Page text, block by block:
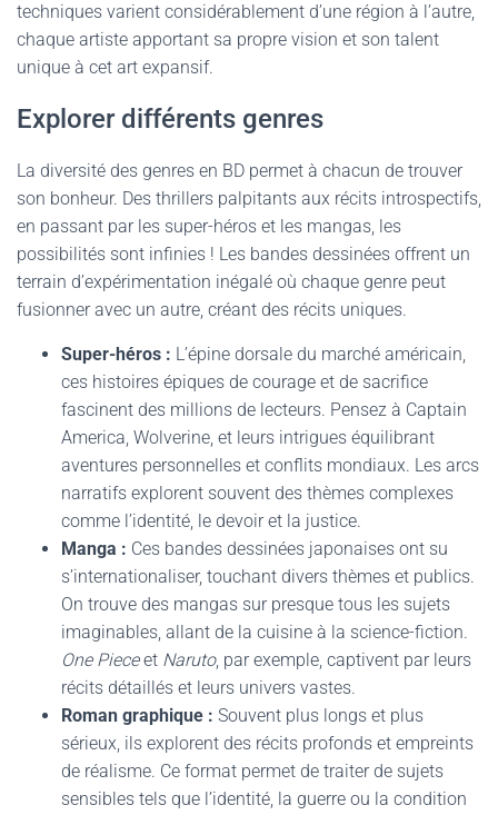
techniques varient considérablement d’une région à l’autre,
chaque artiste apportant sa propre vision et son talent
unique à cet art expansif.
Explorer différents genres
La diversité des genres en BD permet à chacun de trouver
son bonheur. Des thrillers palpitants aux récits introspectifs,
en passant par les super-héros et les mangas, les
possibilités sont infinies ! Les bandes dessinées offrent un
terrain d’expérimentation inégalé où chaque genre peut
fusionner avec un autre, créant des récits uniques.
Super-héros : L’épine dorsale du marché américain,
ces histoires épiques de courage et de sacrifice
fascinent des millions de lecteurs. Pensez à Captain
America, Wolverine, et leurs intrigues équilibrant
aventures personnelles et conflits mondiaux. Les arcs
narratifs explorent souvent des thèmes complexes
comme l’identité, le devoir et la justice.
Manga : Ces bandes dessinées japonaises ont su
s’internationaliser, touchant divers thèmes et publics.
On trouve des mangas sur presque tous les sujets
imaginables, allant de la cuisine à la science-fiction.
One Pieceet Naruto, par exemple, captivent par leurs
récits détaillés et leurs univers vastes.
Roman graphique : Souvent plus longs et plus
sérieux, ils explorent des récits profonds et empreints
de réalisme. Ce format permet de traiter de sujets
sensibles tels que l’identité, la guerre ou la condition